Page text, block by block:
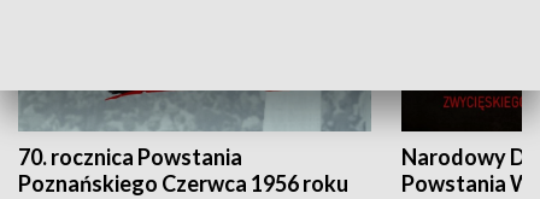
70. rocznica Powstania
Poznańskiego Czerwca 1956 roku
Narodowy
Powstania